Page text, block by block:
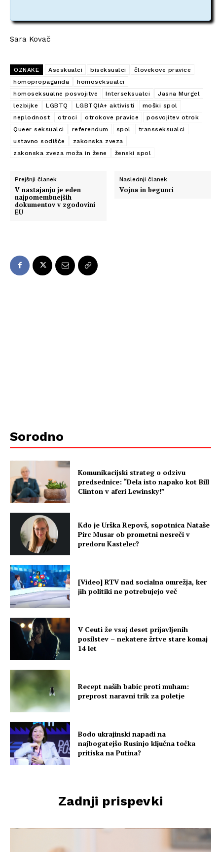
Sara Kovač
OZNAKE Aseskualci biseksualci
človekove pravice
homopropaganda
homoseksualci
homoseksualne posvojitve
Interseksualci
Jasna Murgel
lezbijke
LGBTQ LGBTQIA+ aktivisti
moški spol
neplodnost
otroci otrokove pravice
posvojitev otrok
Queer seksualci
referendum spol
transseksualci
ustavno sodišče
zakonska zveza
zakonska zveza moža in žene
ženski spol
Prejšnji članek
V nastajanju je eden
najpomembnejših
dokumentov v zgodovini
EU
Naslednji članek
Vojna in begunci
Sorodno
Komunikacijski strateg o odzivu
predsednice: “Dela isto napako kot Bill
Clinton v aferi Lewinsky!”
Kdo je Urška Repovš, sopotnica Nataše
Pirc Musar ob prometni nesreči v
predoru Kastelec?
[Video] RTV nad socialna omrežja, ker
jih politiki ne potrebujejo več
V Ceuti že vsaj deset prijavljenih
posilstev – nekatere žrtve stare komaj
14 let
Recept naših babic proti muham:
preprost naravni trik za poletje
Bodo ukrajinski napadi na
najbogatejšo Rusinjo ključna točka
pritiska na Putina?
Zadnji prispevki